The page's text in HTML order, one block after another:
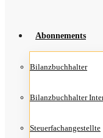
Abon­ne­ments
Bilanz­buch­hal­ter
Bilanz­buch­hal­ter
Steu­er­fach­an­ge­stell­te